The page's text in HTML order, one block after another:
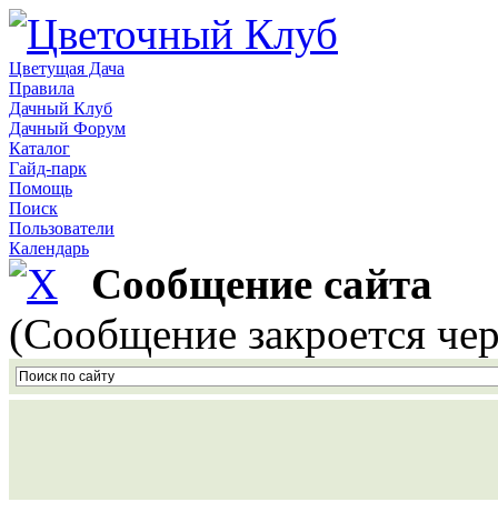
Цветущая Дача
Правила
Дачный Клуб
Дачный Форум
Каталог
Гайд-парк
Помощь
Поиск
Пользователи
Календарь
Сообщение сайта
(Сообщение закроется